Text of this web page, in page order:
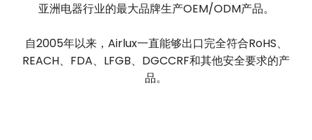
亚洲电器行业的最大品牌生产OEM/ODM产品。
自2005年以来，Airlux一直能够出口完全符合RoHS、
REACH、FDA、LFGB、DGCCRF和其他安全要求的产
品。